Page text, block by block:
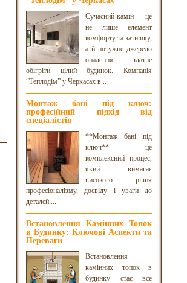
Сучасний камін — це
не лише елемент
комфорту та затишку,
а й потужне джерело
опалення, здатне
обігріти цілий будинок. Компанія
“Теплодім” у Черкасах в...
Монтаж бані під ключ:
професійний підхід від
спеціалістів
**Монтаж бані під
ключ** — це
комплексний процес,
який вимагає
високого рівня
професіоналізму, досвіду і уваги до
деталей....
Встановлення Камінних Топок
в Будинку: Ключові Аспекти та
Переваги
Встановлення
камінних топок в
будинку стає все